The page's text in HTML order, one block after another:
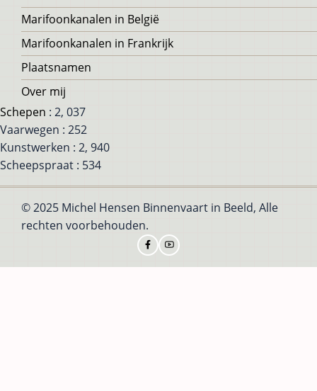
Marifoonkanalen in België
Marifoonkanalen in Frankrijk
Plaatsnamen
Over mij
Schepen : 2, 037
Vaarwegen : 252
Kunstwerken : 2, 940
Scheepspraat : 534
© 2025 Michel Hensen Binnenvaart in Beeld, Alle
rechten voorbehouden.